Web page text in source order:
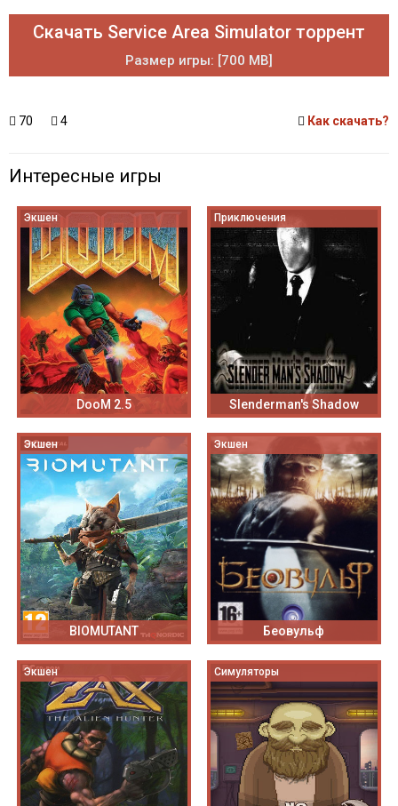
Скачать Service Area Simulator торрент
Размер игры: [700 MB]
70 4 Как скачать?
Интересные игры
Экшен
DooM 2.5
Приключения
Slenderman's Shadow
Экшен
BIOMUTANT
Экшен
Беовульф
Экшен Симуляторы